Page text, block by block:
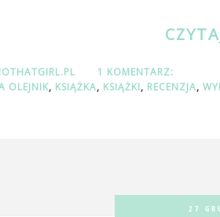
1 KOMENTARZ:
OLEJNIK, KSIĄŻKA, KSIĄŻKI, RECENZJA,
27